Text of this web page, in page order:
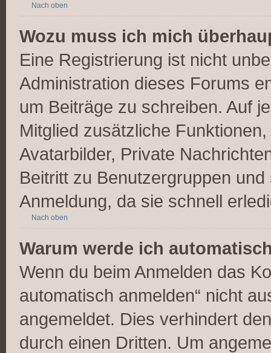
Nach oben
Wozu muss ich mich
Eine Registrierung ist nicht
Administration dieses Forums
um Beiträge zu schreiben. Auf
Mitglied zusätzliche
Avatarbilder, Private
Beitritt zu Benutzergruppen
Anmeldung, da sie schnell
Nach oben
Warum werde ich
Wenn du beim Anmelden das
automatisch anmelden“ nicht
angemeldet. Dies verhindert
durch einen Dritten. Um